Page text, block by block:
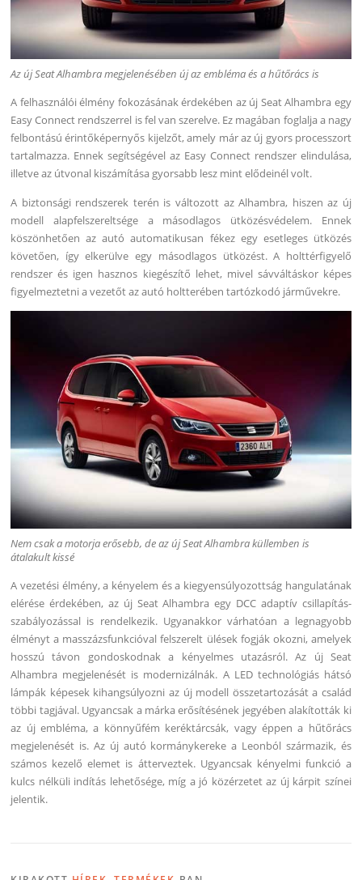
Az új Seat Alhambra megjelenésében új az embléma és a hűtőrács is
A felhasználói élmény fokozásának érdekében az új Seat Alhambra egy
Easy Connect rendszerrel is fel van szerelve. Ez magában foglalja a nagy
felbontású érintőképernyős kijelzőt, amely már az új gyors processzort
tartalmazza. Ennek segítségével az Easy Connect rendszer elindulása,
illetve az útvonal kiszámítása gyorsabb lesz mint elődeinél volt.
A biztonsági rendszerek terén is változott az Alhambra, hiszen az új
modell alapfelszereltsége a másodlagos ütközésvédelem. Ennek
köszönhetően az autó automatikusan fékez egy esetleges ütközés
követően, így elkerülve egy másodlagos ütközést. A holttérfigyelő
rendszer és igen hasznos kiegészítő lehet, mivel sávváltáskor képes
figyelmeztetni a vezetőt az autó holtterében tartózkodó járművekre.
Nem csak a motorja erősebb, de az új Seat Alhambra küllemben is
átalakult kissé
A vezetési élmény, a kényelem és a kiegyensúlyozottság hangulatának
elérése érdekében, az új Seat Alhambra egy DCC adaptív csillapítás-
szabályozással is rendelkezik. Ugyanakkor várhatóan a legnagyobb
élményt a masszázsfunkcióval felszerelt ülések fogják okozni, amelyek
hosszú távon gondoskodnak a kényelmes utazásról. Az új Seat
Alhambra megjelenését is modernizálnák. A LED technológiás hátsó
lámpák képesek kihangsúlyozni az új modell összetartozását a család
többi tagjával. Ugyancsak a márka erősítésének jegyében alakították ki
az új embléma, a könnyűfém keréktárcsák, vagy éppen a hűtőrács
megjelenését is. Az új autó kormánykereke a Leonból származik, és
számos kezelő elemet is átterveztek. Ugyancsak kényelmi funkció a
kulcs nélküli indítás lehetősége, míg a jó közérzetet az új kárpit színei
jelentik.